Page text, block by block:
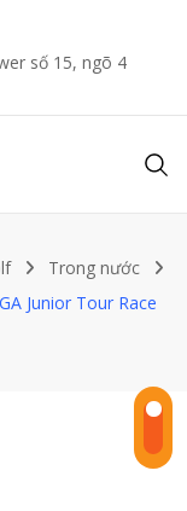
số 15, ngõ 4
Trong nước
Junior Tour Race